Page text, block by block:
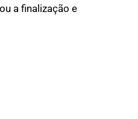
a finalização e